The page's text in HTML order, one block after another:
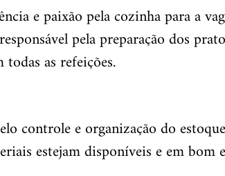
e paixão pela cozinha para a
pela preparação dos
as refeições.
controle e organização do
estejam disponíveis e em bom